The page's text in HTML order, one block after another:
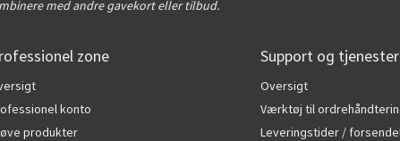
med andre gavekort eller tilbud.
zone
konto
produkter
Support og tjenester
Oversigt
Værktøj til
Leveringstider /